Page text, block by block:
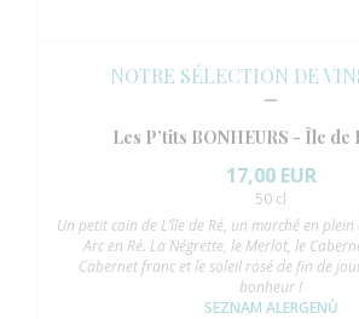
NOTRE SÉLECTION DE
Les P’tits BONHEURS - Île de
17,00 EUR
50 cl
Un petit coin de L’île de Ré, un marché en
Arc en Ré. La Négrette, le Merlot, le
Cabernet franc et le soleil rosé de fin de
bonheur !
SEZNAM ALERGENŮ